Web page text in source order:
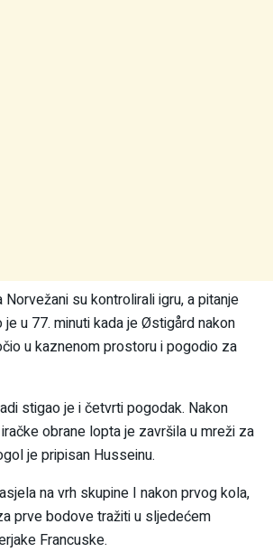
su kontrolirali igru, a pitanje
u 77. minuti kada je Østigård nakon
u kaznenom prostoru i pogodio za
stigao je i četvrti pogodak. Nakon
obrane lopta je završila u mreži za
je pripisan Husseinu.
na vrh skupine I nakon prvog kola,
prve bodove tražiti u sljedećem
Francuske.